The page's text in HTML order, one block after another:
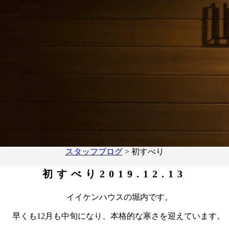
スタッフブログ> 初すべり
初すべり 2019.12.13
イイケンハウスの堀内です。
早くも12月も中旬になり、本格的な寒さを迎えています。